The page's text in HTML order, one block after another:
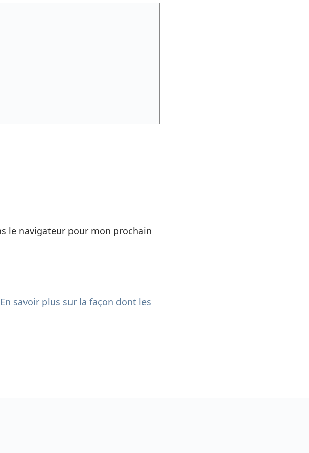
le navigateur pour mon prochain
En savoir plus sur la façon dont les